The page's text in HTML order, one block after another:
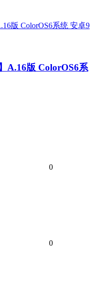
A.16版 ColorOS6系
0
0